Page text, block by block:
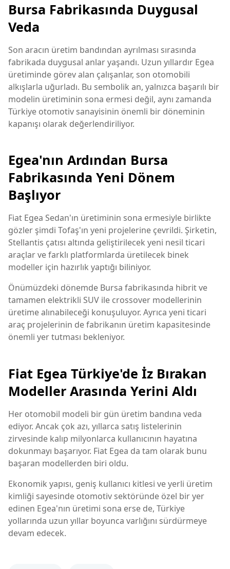
Bursa Fabrikasında Duygusal
Veda
Son aracın üretim bandından ayrılması sırasında
fabrikada duygusal anlar yaşandı. Uzun yıllardır Egea
üretiminde görev alan çalışanlar, son otomobili
alkışlarla uğurladı. Bu sembolik an, yalnızca başarılı bir
modelin üretiminin sona ermesi değil, aynı zamanda
Türkiye otomotiv sanayisinin önemli bir döneminin
kapanışı olarak değerlendiriliyor.
Egea'nın Ardından Bursa
Fabrikasında Yeni Dönem
Başlıyor
Fiat Egea Sedan'ın üretiminin sona ermesiyle birlikte
gözler şimdi Tofaş'ın yeni projelerine çevrildi. Şirketin,
Stellantis çatısı altında geliştirilecek yeni nesil ticari
araçlar ve farklı platformlarda üretilecek binek
modeller için hazırlık yaptığı biliniyor.
Önümüzdeki dönemde Bursa fabrikasında hibrit ve
tamamen elektrikli SUV ile crossover modellerinin
üretime alınabileceği konuşuluyor. Ayrıca yeni ticari
araç projelerinin de fabrikanın üretim kapasitesinde
önemli yer tutması bekleniyor.
Fiat Egea Türkiye'de İz Bırakan
Modeller Arasında Yerini Aldı
Her otomobil modeli bir gün üretim bandına veda
ediyor. Ancak çok azı, yıllarca satış listelerinin
zirvesinde kalıp milyonlarca kullanıcının hayatına
dokunmayı başarıyor. Fiat Egea da tam olarak bunu
başaran modellerden biri oldu.
Ekonomik yapısı, geniş kullanıcı kitlesi ve yerli üretim
kimliği sayesinde otomotiv sektöründe özel bir yer
edinen Egea'nın üretimi sona erse de, Türkiye
yollarında uzun yıllar boyunca varlığını sürdürmeye
devam edecek.